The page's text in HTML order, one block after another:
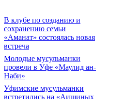
В клубе по созданию и
сохранению семьи
«Аманат» состоялась новая
встреча
Молодые мусульманки
провели в Уфе «Маулид ан-
Наби»
Уфимские мусульманки
встретились на «Аишиных